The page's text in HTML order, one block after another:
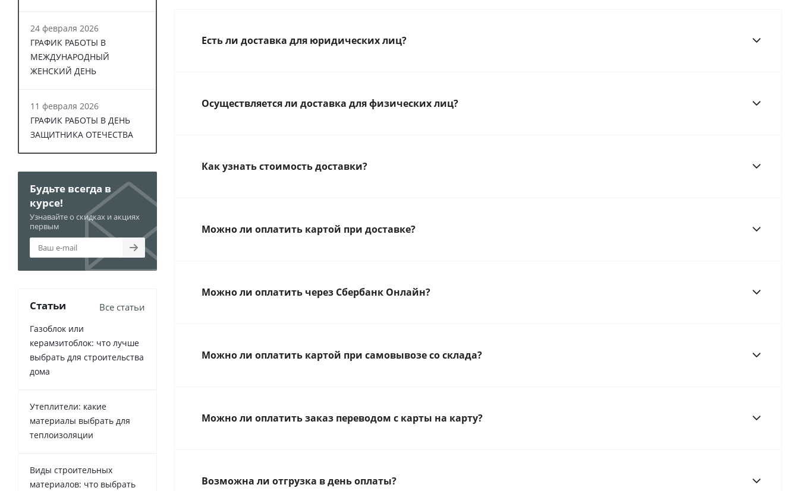
Есть ли доставка для юридических лиц?
Осуществляется ли доставка для физических лиц?
Как узнать стоимость доставки?
Можно ли оплатить картой при доставке?
Можно ли оплатить через Сбербанк Онлайн?
Можно ли оплатить картой при самовывозе со склада?
Можно ли оплатить заказ переводом с карты на карту?
Возможна ли отгрузка в день оплаты?
24 февраля 2026
ГРАФИК РАБОТЫ В
МЕЖДУНАРОДНЫЙ
ЖЕНСКИЙ ДЕНЬ
11 февраля 2026
ГРАФИК РАБОТЫ В ДЕНЬ
ЗАЩИТНИКА ОТЕЧЕСТВА
Будьте всегда в
курсе!
Узнавайте о скидках и акциях
первым
Статьи Все статьи
Газоблок или
керамзитоблок: что лучше
выбрать для строительства
дома
Утеплители: какие
материалы выбрать для
теплоизоляции
Виды строительных
материалов: что выбрать